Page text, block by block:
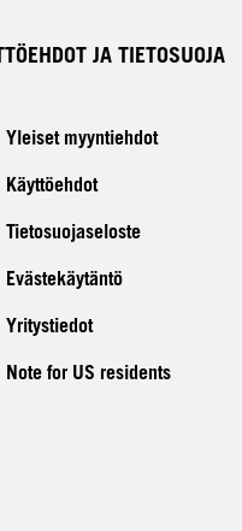
JA TIETOSUOJA
Yleiset myyntiehdot
Käyttöehdot
Tietosuojaseloste
Evästekäytäntö
Yritystiedot
Note for US residents